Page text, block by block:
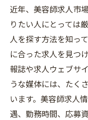
近年、美容師求人市
りたい人にとっては
人を探す方法を知っ
に合った求人を見つ
報誌や求人ウェブサ
うな媒体には、たく
います。美容師求人
遇、勤務時間、応募